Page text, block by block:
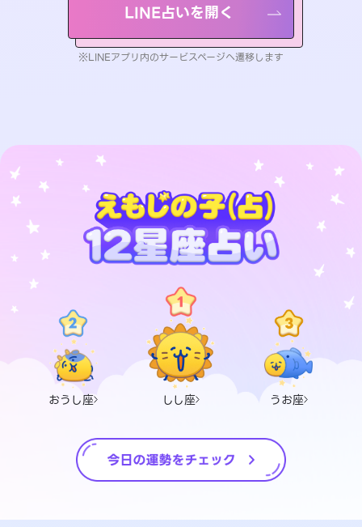
LINE占いを開く
※LINEアプリ内のサービスページへ遷移します
おうし座 しし座 うお座